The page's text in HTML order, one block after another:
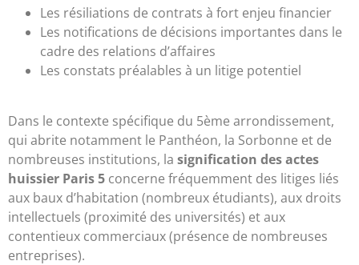
Les résiliations de contrats à fort enjeu financier
Les notifications de décisions importantes dans le
cadre des relations d’affaires
Les constats préalables à un litige potentiel
Dans le contexte spécifique du 5ème arrondissement,
qui abrite notamment le Panthéon, la Sorbonne et de
nombreuses institutions, la signification des actes
huissier Paris 5 concerne fréquemment des litiges liés
aux baux d’habitation (nombreux étudiants), aux droits
intellectuels (proximité des universités) et aux
contentieux commerciaux (présence de nombreuses
entreprises).